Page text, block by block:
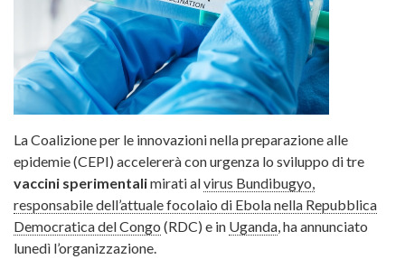
La Coalizione per le innovazioni nella preparazione alle
epidemie (CEPI) accelererà con urgenza lo sviluppo di tre
vaccini sperimentalimirati alvirus Bundibugyo,
responsabile dell’attuale focolaio di Ebola nella Repubblica
Democratica del Congo (RDC) e in Uganda, ha annunciato
lunedì l’organizzazione.